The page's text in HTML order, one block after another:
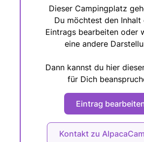
Dieser Campingplatz
Du möchtest den Inhalt
Eintrags bearbeiten oder
eine andere
Dann kannst du hier
für Dich
Eintrag
Kontakt zu